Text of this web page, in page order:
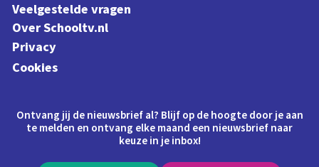
Veelgestelde vragen
Over Schooltv.nl
Privacy
Cookies
Ontvang jij de nieuwsbrief al? Blijf op de hoogte door je aan
te melden en ontvang elke maand een nieuwsbrief naar
keuze in je inbox!